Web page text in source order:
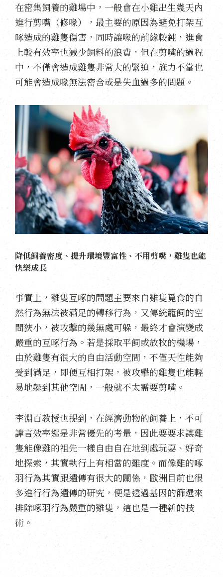
在密集飼養的雞場中，一般會在小雞出生幾天內
進行剪嘴（修喙），最主要的原因為避免打架互
啄造成的雞隻傷害，同時讓喙的前緣較鈍，進食
上較有效率也減少飼料的浪費，但在剪嘴的過程
中，不僅會造成雞隻非常大的緊迫，施力不當也
可能會造成喙無法密合或是失血過多的問題。
降低飼養密度、提升環境豐富性、不用剪嘴，雞隻也能
快樂成長
事實上，雞隻互啄的問題主要來自雞隻覓食的自
然行為無法被滿足的轉移行為，又傳統籠飼的空
間狹小，被攻擊的幾無處可躲，最終才會演變成
嚴重的互啄行為。若是採取平飼或放牧的機場，
由於雞隻有很大的自由活動空間，不僅天性能夠
受到滿足，即便互相打架，被攻擊的雞隻也能輕
易地躲到其他空間，一般就不太需要剪嘴。
李淵百教授也提到，在經濟動物的飼養上，不可
諱言效率還是非常優先的考量，因此要要求讓雞
隻能像雞的祖先一樣自由自在地到處玩耍、好奇
地探索，其實執行上有相當的難度。而像雞的啄
羽行為其實跟遺傳有很大的關係，歐洲目前也很
多進行行為遺傳的研究，便是透過基因的篩選來
排除啄羽行為嚴重的雞隻，這也是一種新的技
術。